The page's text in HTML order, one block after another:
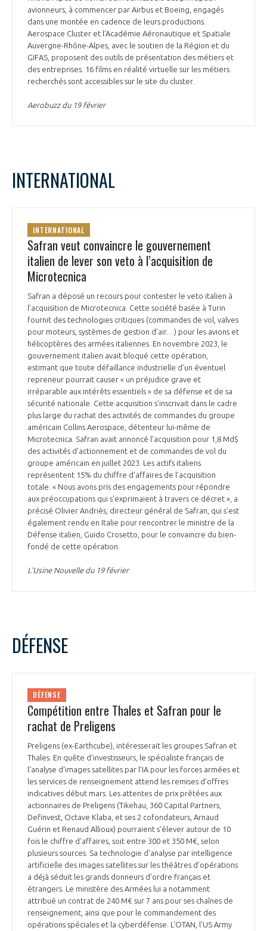
avionneurs, à commencer par Airbus et Boeing, engagés
dans une montée en cadence de leurs productions.
Aerospace Cluster et l’Académie Aéronautique et Spatiale
Auvergne-Rhône-Alpes, avec le soutien de la Région et du
GIFAS, proposent des outils de présentation des métiers et
des entreprises. 16 films en réalité virtuelle sur les métiers
recherchés sont accessibles sur le site du cluster.
Aerobuzz du 19 février
INTERNATIONAL
INTERNATIONAL
Safran veut convaincre le gouvernement
italien de lever son veto à l’acquisition de
Microtecnica
Safran a déposé un recours pour contester le veto italien à
l’acquisition de Microtecnica. Cette société basée à Turin
fournit des technologies critiques (commandes de vol, valves
pour moteurs, systèmes de gestion d’air…) pour les avions et
hélicoptères des armées italiennes. En novembre 2023, le
gouvernement italien avait bloqué cette opération,
estimant que toute défaillance industrielle d’un éventuel
repreneur pourrait causer « un préjudice grave et
irréparable aux intérêts essentiels » de sa défense et de sa
sécurité nationale. Cette acquisition s’inscrivait dans le cadre
plus large du rachat des activités de commandes du groupe
américain Collins Aerospace, détenteur lui-même de
Microtecnica. Safran avait annoncé l’acquisition pour 1,8 Md$
des activités d’actionnement et de commandes de vol du
groupe américain en juillet 2023. Les actifs italiens
représentent 15% du chiffre d’affaires de l’acquisition
totale. « Nous avons pris des engagements pour répondre
aux préoccupations qui s’exprimaient à travers ce décret », a
précisé Olivier Andriès, directeur général de Safran, qui s’est
également rendu en Italie pour rencontrer le ministre de la
Défense italien, Guido Crosetto, pour le convaincre du bien-
fondé de cette opération.
L’Usine Nouvelle du 19 février
DÉFENSE
DÉFENSE
Compétition entre Thales et Safran pour le
rachat de Preligens
Preligens (ex-Earthcube), intéresserait les groupes Safran et
Thales. En quête d'investisseurs, le spécialiste français de
l'analyse d'images satellites par l'IA pour les forces armées et
les services de renseignement attend les remises d'offres
indicatives début mars. Les attentes de prix prêtées aux
actionnaires de Preligens (Tikehau, 360 Capital Partners,
Definvest, Octave Klaba, et ses 2 cofondateurs, Arnaud
Guérin et Renaud Allioux) pourraient s'élever autour de 10
fois le chiffre d'affaires, soit entre 300 et 350 M€, selon
plusieurs sources. Sa technologie d'analyse par intelligence
artificielle des images satellites sur les théâtres d'opérations
a déjà séduit les grands donneurs d'ordre français et
étrangers. Le ministère des Armées lui a notamment
attribué un contrat de 240 M€ sur 7 ans pour ses chaînes de
renseignement, ainsi que pour le commandement des
opérations spéciales et la cyberdéfense. L'OTAN, l'US Army